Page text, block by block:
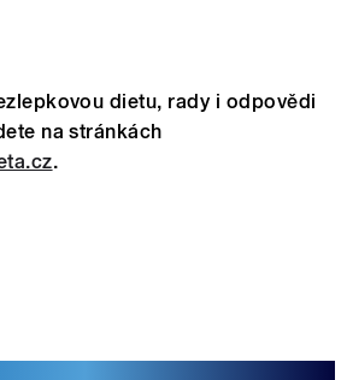
dietu, rady i odpovědi
na stránkách
.